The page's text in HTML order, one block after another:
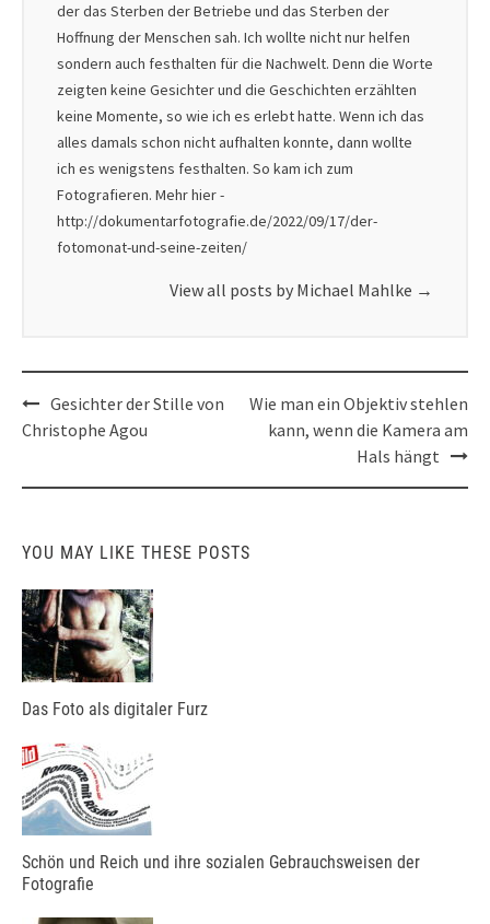
der das Sterben der Betriebe und das Sterben der
Hoffnung der Menschen sah. Ich wollte nicht nur helfen
sondern auch festhalten für die Nachwelt. Denn die Worte
zeigten keine Gesichter und die Geschichten erzählten
keine Momente, so wie ich es erlebt hatte. Wenn ich das
alles damals schon nicht aufhalten konnte, dann wollte
ich es wenigstens festhalten. So kam ich zum
Fotografieren. Mehr hier -
http://dokumentarfotografie.de/2022/09/17/der-
fotomonat-und-seine-zeiten/
View all posts by Michael Mahlke →
Post
navigation
Gesichter der Stille von
Christophe Agou
Wie man ein Objektiv stehlen
kann, wenn die Kamera am
Hals hängt
YOU MAY LIKE THESE POSTS
Das Foto als digitaler Furz
Schön und Reich und ihre sozialen Gebrauchsweisen der
Fotografie